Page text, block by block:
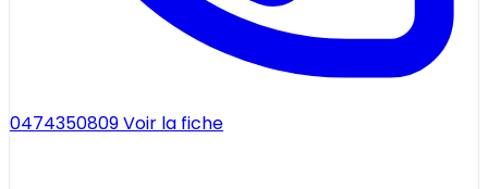
0474350809Voir la fiche